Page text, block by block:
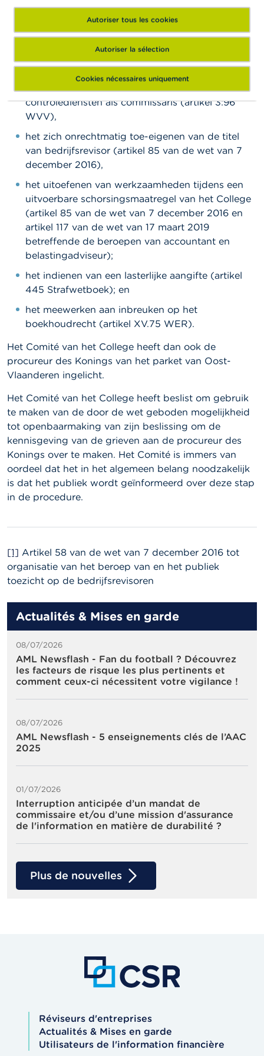
Autoriser tous les cookies
Autoriser la sélection
Cookies nécessaires uniquement
valsheid in geschriften (artikel 193, 196 en 213
Strafwetboek);
het meewerken aan de niet-bekendmaking van
het commissarisverslag (artikel 3:43 WVV);
het uitvoeren of aanvaarden van verboden niet-
controlediensten als commissaris (artikel 3:96
WVV),
het zich onrechtmatig toe-eigenen van de titel
van bedrijfsrevisor (artikel 85 van de wet van 7
december 2016),
het uitoefenen van werkzaamheden tijdens een
uitvoerbare schorsingsmaatregel van het College
(artikel 85 van de wet van 7 december 2016 en
artikel 117 van de wet van 17 maart 2019
betreffende de beroepen van accountant en
belastingadviseur);
het indienen van een lasterlijke aangifte (artikel
445 Strafwetboek); en
het meewerken aan inbreuken op het
boekhoudrecht (artikel XV.75 WER).
Het Comité van het College heeft dan ook de
procureur des Konings van het parket van Oost-
Vlaanderen ingelicht.
Het Comité van het College heeft beslist om gebruik
te maken van de door de wet geboden mogelijkheid
tot openbaarmaking van zijn beslissing om de
kennisgeving van de grieven aan de procureur des
Konings over te maken. Het Comité is immers van
oordeel dat het in het algemeen belang noodzakelijk
is dat het publiek wordt geïnformeerd over deze stap
in de procedure.
[1] Artikel 58 van de wet van 7 december 2016 tot
organisatie van het beroep van en het publiek
toezicht op de bedrijfsrevisoren
Actualités & Mises en garde
08/07/2026
AML Newsflash - Fan du football ? Découvrez
les facteurs de risque les plus pertinents et
comment ceux-ci nécessitent votre vigilance !
08/07/2026
AML Newsflash - 5 enseignements clés de l’AAC
2025
01/07/2026
Interruption anticipée d’un mandat de
commissaire et/ou d’une mission d'assurance
de l'information en matière de durabilité ?
Plus de nouvelles
Réviseurs d'entreprises
Actualités & Mises en garde
Utilisateurs de l'information financière